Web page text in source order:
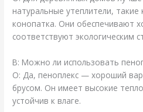
натуральные утеплители, такие
конопатка. Они обеспечивают
соответствуют экологическим
В: Можно ли использовать
О: Да, пеноплекс — хороший
брусом. Он имеет высокие
устойчив к влаге.